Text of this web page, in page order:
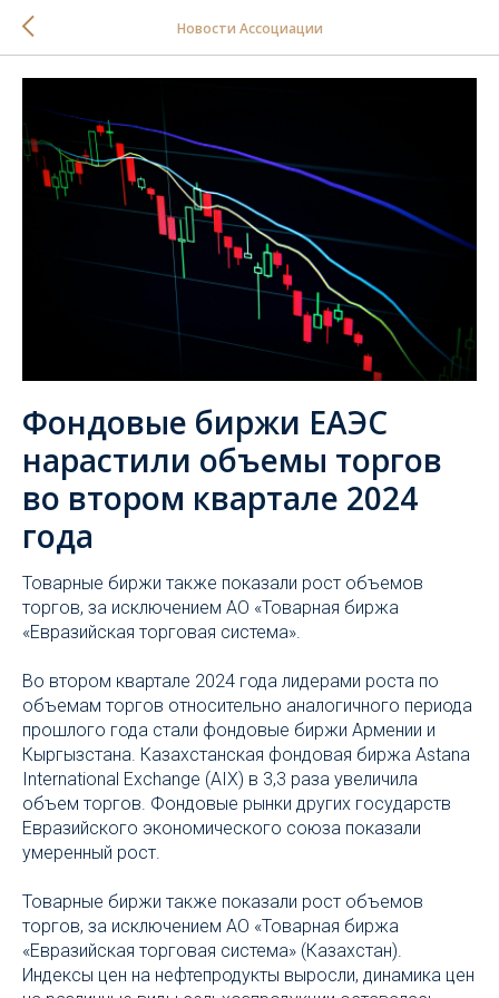
Новости Ассоциации
Фондовые биржи ЕАЭС
нарастили объемы торгов
во втором квартале 2024
года
Товарные биржи также показали рост объемов
торгов, за исключением АО «Товарная биржа
«Евразийская торговая система».
Во втором квартале 2024 года лидерами роста по
объемам торгов относительно аналогичного периода
прошлого года стали фондовые биржи Армении и
Кыргызстана. Казахстанская фондовая биржа Astana
International Exchange (AIX) в 3,3 раза увеличила
объем торгов. Фондовые рынки других государств
Евразийского экономического союза показали
умеренный рост.
Товарные биржи также показали рост объемов
торгов, за исключением АО «Товарная биржа
«Евразийская торговая система» (Казахстан).
Индексы цен на нефтепродукты выросли, динамика цен